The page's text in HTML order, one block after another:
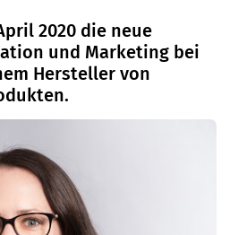
2020 die neue
und Marketing bei
Hersteller von